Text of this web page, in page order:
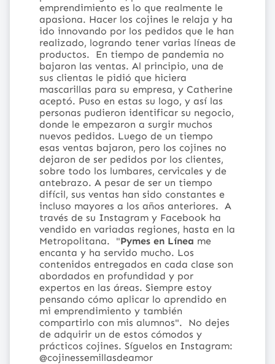
emprendimiento es lo que realmente le
apasiona. Hacer los cojines le relaja y ha
ido innovando por los pedidos que le han
realizado, logrando tener varias líneas de
productos.
En tiempo de pandemia no
bajaron las ventas. Al principio, una de
sus clientas le pidió que hiciera
mascarillas para su empresa, y Catherine
aceptó. Puso en estas su logo, y así las
personas pudieron identificar su negocio,
donde le empezaron a surgir muchos
nuevos pedidos. Luego de un tiempo
esas ventas bajaron, pero los cojines no
dejaron de ser pedidos por los clientes,
sobre todo los lumbares, cervicales y de
antebrazo. A pesar de ser un tiempo
difícil, sus ventas han sido constantes e
incluso mayores a los años anteriores. A
través de su Instagram y Facebook ha
vendido en variadas regiones, hasta en la
Metropolitana.
"Pymes en Línea me
encanta y ha servido mucho. Los
contenidos entregados en cada clase son
abordados en profundidad y por
expertos en las áreas. Siempre estoy
pensando cómo aplicar lo aprendido en
mi emprendimiento y también
compartirlo con mis alumnos". No dejes
de adquirir un de estos cómodos y
prácticos cojines. Síguelos en Instagram:
@cojinessemillasdeamor